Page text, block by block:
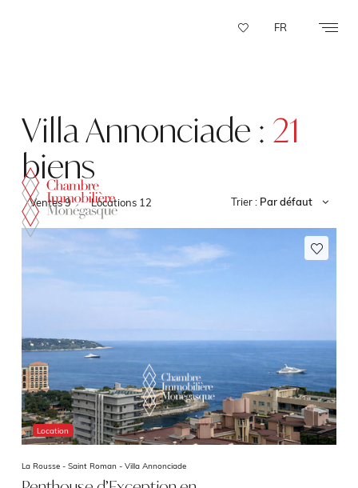
FR
Villa Annonciade : 21
biens
Ventes9 Locations 12 Trier : Par défaut
Location
La Rousse - Saint Roman - Villa Annonciade